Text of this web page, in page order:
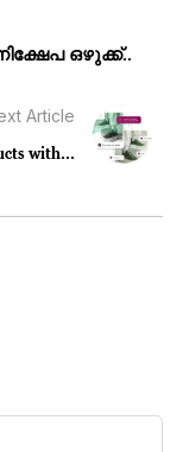
ഒഴുക്ക്..
Article
with...